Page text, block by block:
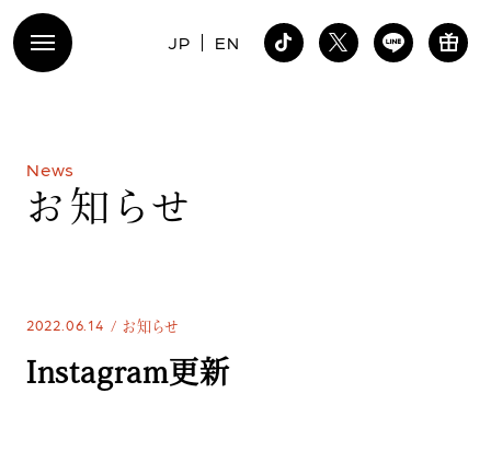
JP EN
News
お 知 ら せ
2022.06.14 お知らせ
Instagram更新